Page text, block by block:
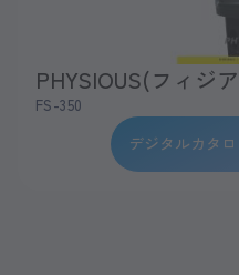
PHYSIOUS(フィジ
FS-350
デジタルカタ